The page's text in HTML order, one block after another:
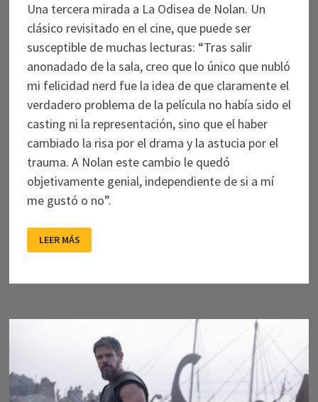
Una tercera mirada a La Odisea de Nolan. Un
clásico revisitado en el cine, que puede ser
susceptible de muchas lecturas: “Tras salir
anonadado de la sala, creo que lo único que nubló
mi felicidad nerd fue la idea de que claramente el
verdadero problema de la película no había sido el
casting ni la representación, sino que el haber
cambiado la risa por el drama y la astucia por el
trauma. A Nolan este cambio le quedó
objetivamente genial, independiente de si a mí
me gustó o no”.
ODISEA:
EL
A
CINE
LEER MÁS